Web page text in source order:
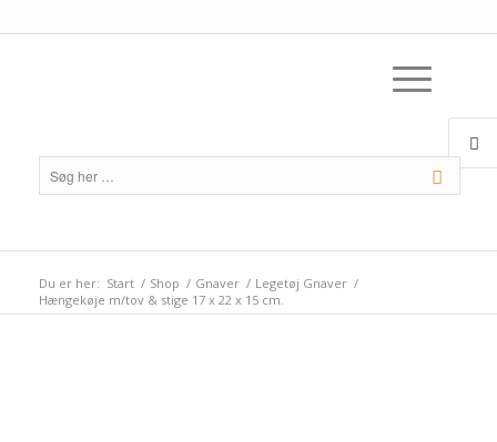
Du er her: Start / Shop / Gnaver / Legetøj Gnaver /
Hængekøje m/tov & stige 17 x 22 x 15 cm.